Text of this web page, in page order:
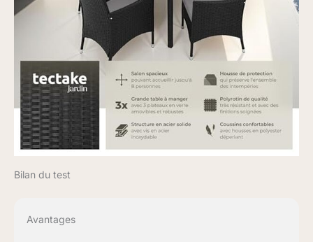
Bilan du test
Avantages